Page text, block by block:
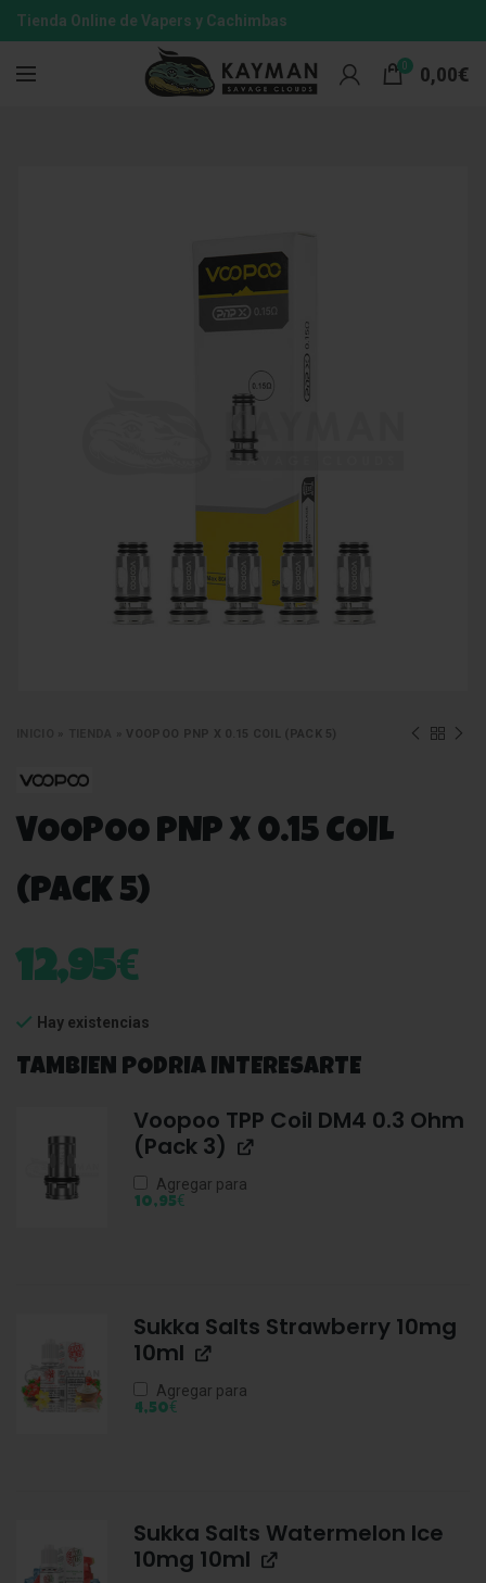
Tienda Online de Vapers y Cachimbas
0 0,00€
VOOPOO PNP X 0.15 COIL (PACK 5)
VOOPOO PNP X 0.15 COIL
(PACK 5)
12,95€
Hay existencias
TAMBIEN PODRIA INTERESARTE
Voopoo TPP Coil DM4 0.3 Ohm
(Pack 3)
Agregar para
10,95€
Sukka Salts Strawberry 10mg
10ml
Agregar para
4,50€
Sukka Salts Watermelon Ice
10mg 10ml